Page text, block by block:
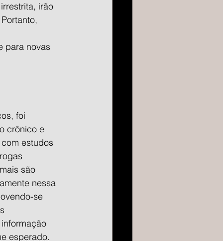
irão
para novas
foi
crônico e
estudos
são
nessa
se
esperado.